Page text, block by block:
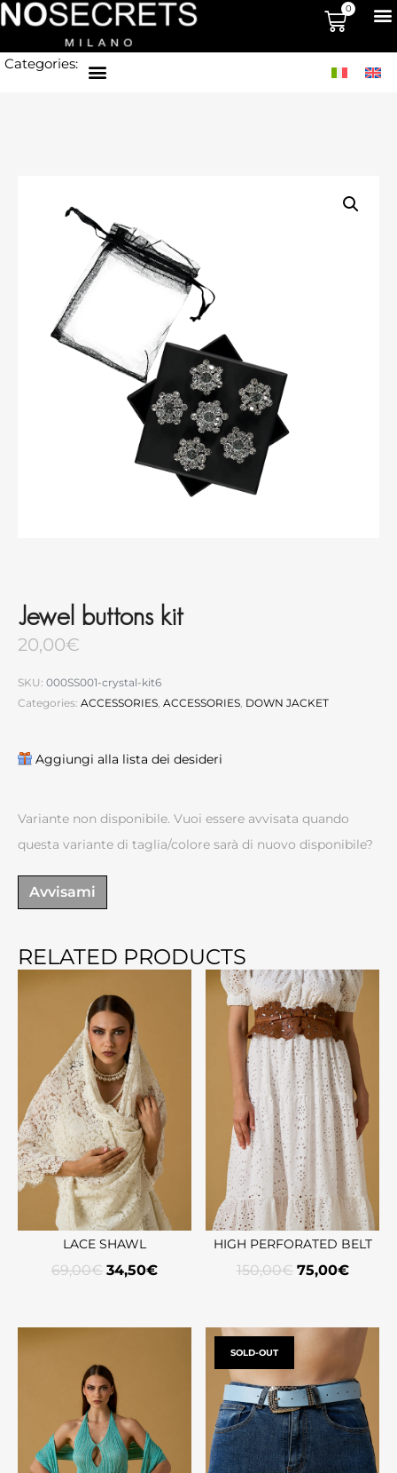
0
Categories:
Jewel buttons kit
20,00€
SKU: 000SS001-crystal-kit6
Categories: ACCESSORIES, ACCESSORIES, DOWN JACKET
Aggiungi alla lista dei desideri
Variante non disponibile. Vuoi essere avvisata quando
questa variante di taglia/colore sarà di nuovo disponibile?
Avvisami
RELATED PRODUCTS
LACE SHAWL
69,00€ 34,50€
HIGH PERFORATED BELT
150,00€ 75,00€
SOLD-OUT